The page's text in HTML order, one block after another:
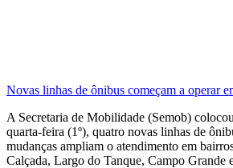
Novas linhas de ônibus começam a operar
A Secretaria de Mobilidade (Semob)
quarta-feira (1º), quatro novas linhas de
mudanças ampliam o atendimento em
Calçada, Largo do Tanque, Campo Grande